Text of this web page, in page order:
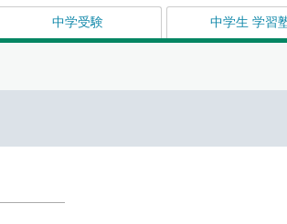
中学受験 中学生 学習